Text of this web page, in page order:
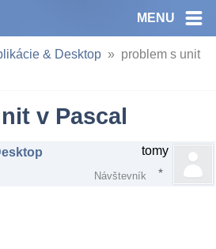
MENU
& Desktop
problem s unit
v Pascal
tomy
Návštevník